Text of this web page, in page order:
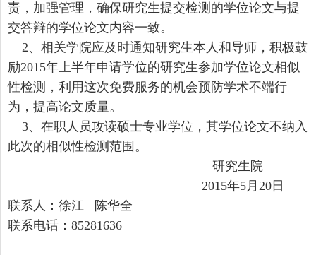
责，加强管理，确保研究生提交检测的学位论文与提
交答辩的学位论文内容一致。
2、相关学院应及时通知研究生本人和导师，积极鼓
励2015年上半年申请学位的研究生参加学位论文相似
性检测，利用这次免费服务的机会预防学术不端行
为，提高论文质量。
3、在职人员攻读硕士专业学位，其学位论文不纳入
此次的相似性检测范围。
研究生院
2015年5月20日
联系人：徐江 陈华全
联系电话：85281636